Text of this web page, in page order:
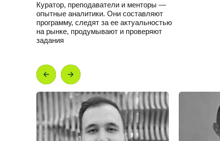
Куратор, преподаватели и менторы —
опытные аналитики. Они составляют
программу, следят за ее актуальностью
на рынке, продумывают и проверяют
задания